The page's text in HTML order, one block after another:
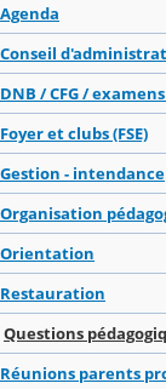
Agenda
Conseil
DNB / CFG /
Foyer et clubs (FSE)
Gestion - intendance
Organisation
Orientation
Restauration
Questions
Réunions parents